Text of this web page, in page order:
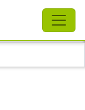
Schliessen